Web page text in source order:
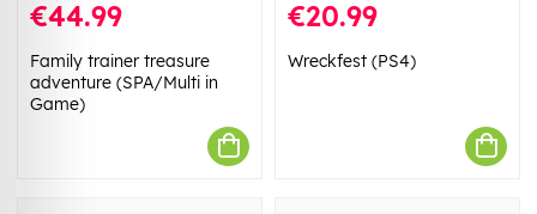
€44.99
Family trainer treasure
adventure (SPA/Multi in
Game)
€20.99
Wreckfest (PS4)